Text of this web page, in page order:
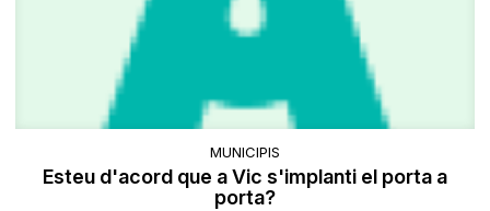
MUNICIPIS
Esteu d'acord que a Vic s'implanti el porta a
porta?